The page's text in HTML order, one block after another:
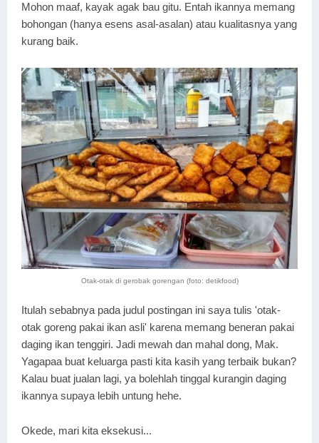
Mohon maaf, kayak agak bau gitu. Entah ikannya memang
bohongan (hanya esens asal-asalan) atau kualitasnya yang
kurang baik.
Otak-otak di gerobak gorengan (foto: detikfood)
Itulah sebabnya pada judul postingan ini saya tulis 'otak-
otak goreng pakai ikan asli' karena memang beneran pakai
daging ikan tenggiri. Jadi mewah dan mahal dong, Mak.
Yagapaa buat keluarga pasti kita kasih yang terbaik bukan?
Kalau buat jualan lagi, ya bolehlah tinggal kurangin daging
ikannya supaya lebih untung hehe.
Okede, mari kita eksekusi...